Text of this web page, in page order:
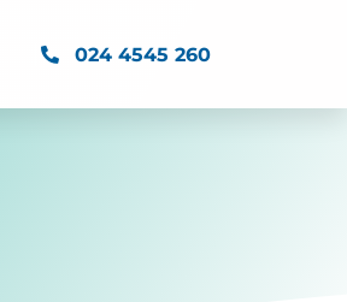
024 4545 260